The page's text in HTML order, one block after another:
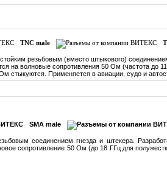
TNC male
резь­бовым (вместо штыкового)
на волновые сопротив­ления 50 Ом (частота до
стыкуются. Применяется в авиации, судо ­и
SMA male
соединением гнезда и штекера.
сопротивление 50 Ом (до 18 ГГц для